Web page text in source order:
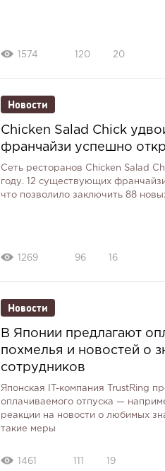
1574 120 20
Новости
Chicken Salad Chick
франчайзи успешно
Сеть ресторанов Chicken Salad
году. 12 существующих
что позволило заключить 88
1269 96 16
Новости
В Японии предлагают
похмелья и новостей о
сотрудников
Японская IT-компания TrustRing
оплачиваемого отпуска —
реакции на новости о любимых
такие меры
1461 19